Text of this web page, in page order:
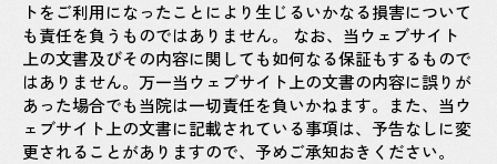
トをご利用になったことにより生じるいかなる損害について
も責任を負うものではありません。 なお、当ウェブサイト
上の文書及びその内容に関しても如何なる保証もするもので
はありません。万一当ウェブサイト上の文書の内容に誤りが
あった場合でも当院は一切責任を負いかねます。また、当ウ
ェブサイト上の文書に記載されている事項は、予告なしに変
更されることがありますので、予めご承知おきください。